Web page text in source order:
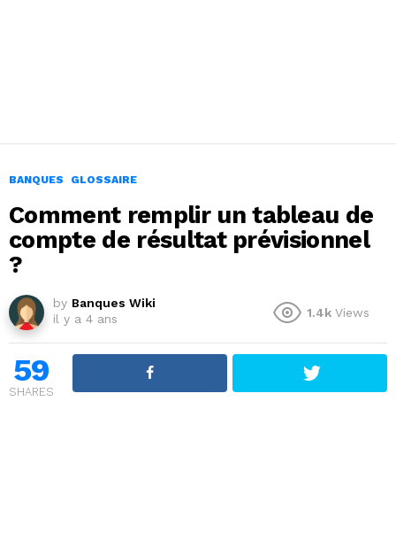
BANQUES GLOSSAIRE
Comment remplir un tableau de
compte de résultat prévisionnel
?
by Banques Wiki
il y a 4 ans
1.4k Views
59
SHARES